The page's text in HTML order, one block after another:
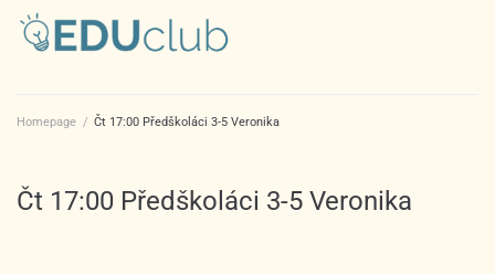
Homepage / Čt 17:00 Předškoláci 3-5 Veronika
Čt 17:00 Předškoláci 3-5 Veronika